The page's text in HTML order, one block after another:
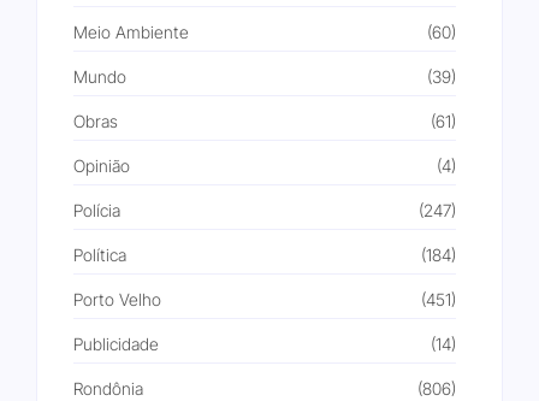
Meio Ambiente (60)
Mundo (39)
Obras (61)
Opinião (4)
Polícia (247)
Política (184)
Porto Velho (451)
Publicidade (14)
Rondônia (806)